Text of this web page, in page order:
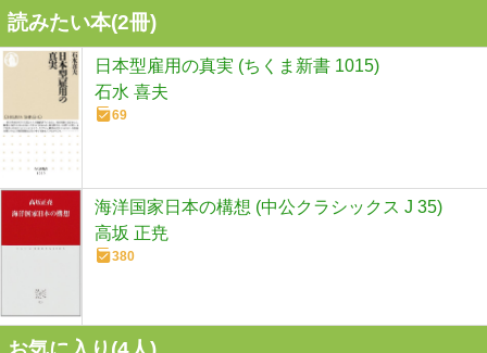
読みたい本(2冊)
日本型雇用の真実 (ちくま新書 1015)
石水 喜夫
69
海洋国家日本の構想 (中公クラシックス J 35)
高坂 正尭
380